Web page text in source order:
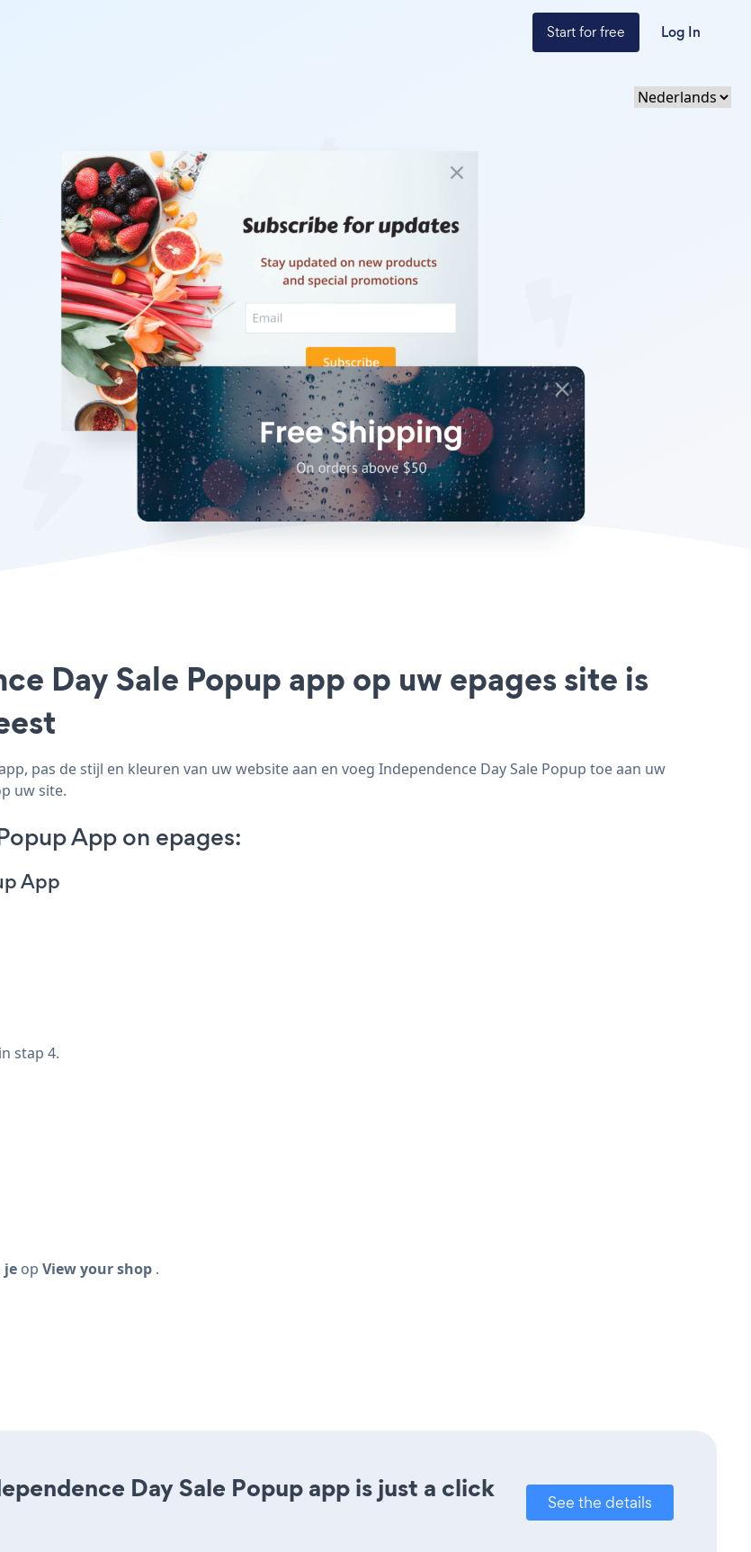
Start for free Log In
Day Sale Popup app op uw epages site is
pas de stijl en kleuren van uw website aan en voeg Independence Day Sale Popup toe aan uw
uw site.
App on epages:
App
stap 4.
je op View your shop .
Day Sale Popup app is just a click
See the details